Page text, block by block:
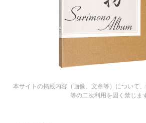
本サイトの掲載内容（画像、文章等）について
等の二次利用を固く禁じま